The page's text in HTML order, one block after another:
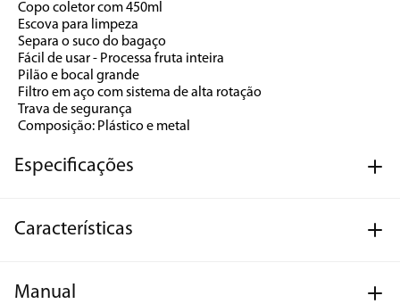
Copo coletor com 450ml
Escova para limpeza
Separa o suco do bagaço
Fácil de usar - Processa fruta inteira
Pilão e bocal grande
Filtro em aço com sistema de alta rotação
Trava de segurança
Composição: Plástico e metal
Especificações
Características
Manual